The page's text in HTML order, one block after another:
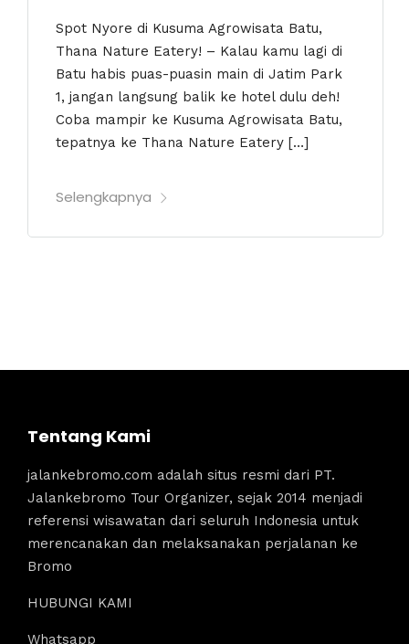
Spot Nyore di Kusuma Agrowisata Batu,
Thana Nature Eatery! – Kalau kamu lagi di
Batu habis puas-puasin main di Jatim Park
1, jangan langsung balik ke hotel dulu deh!
Coba mampir ke Kusuma Agrowisata Batu,
tepatnya ke Thana Nature Eatery […]
Selengkapnya
Tentang Kami
jalankebromo.com adalah situs resmi dari PT.
Jalankebromo Tour Organizer, sejak 2014 menjadi
referensi wisawatan dari seluruh Indonesia untuk
merencanakan dan melaksanakan perjalanan ke
Bromo
HUBUNGI KAMI
Whatsapp